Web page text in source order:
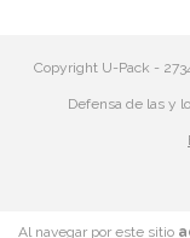
Al navegar por este sitio
Copyright U-Pack -
Defensa de las y